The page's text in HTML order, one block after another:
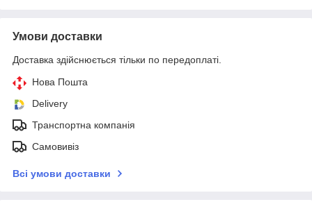
Умови доставки
Доставка здійснюється тільки по передоплаті.
Нова Пошта
Delivery
Транспортна компанія
Самовивіз
Всі умови доставки